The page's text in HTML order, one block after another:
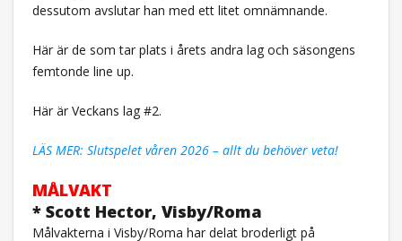
dessutom avslutar han med ett litet omnämnande.
Här är de som tar plats i årets andra lag och säsongens
femtonde line up.
Här är Veckans lag #2.
LÄS MER: Slutspelet våren 2026 – allt du behöver veta!
MÅLVAKT
* Scott Hector, Visby/Roma
Målvakterna i Visby/Roma har delat broderligt på